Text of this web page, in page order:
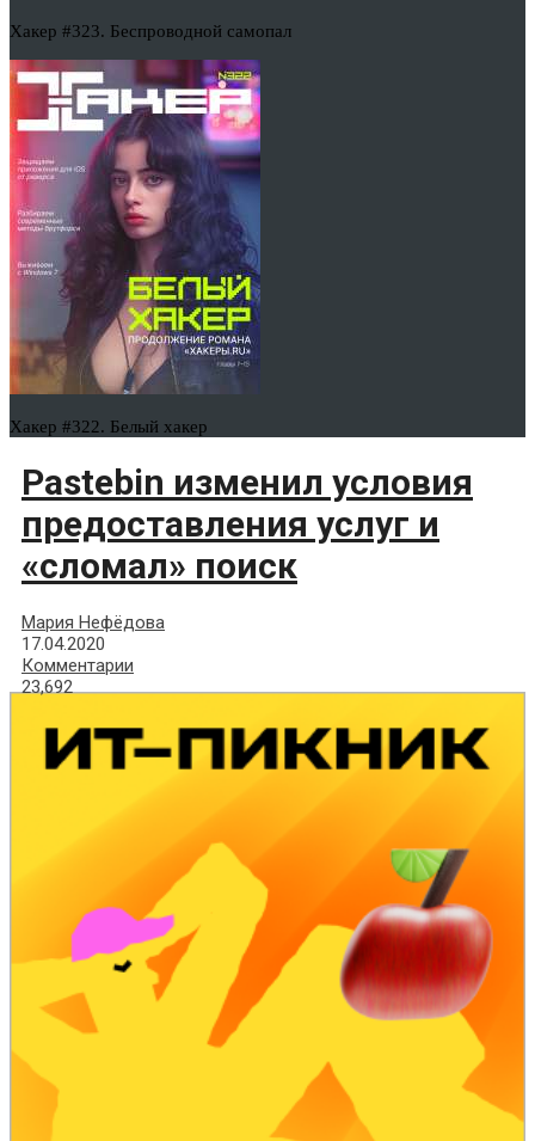
Хакер #323. Беспроводной самопал
Хакер #322. Белый хакер
Pastebin изменил условия
предоставления услуг и
«сломал» поиск
Мария Нефёдова
17.04.2020
Комментарии
23,692